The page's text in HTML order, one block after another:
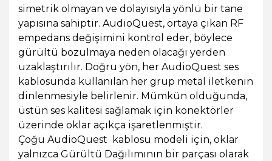
simetrik olmayan ve dolayısıyla yönlü bir tane
yapısına sahiptir. AudioQuest, ortaya çıkan RF
empedans değişimini kontrol eder, böylece
gürültü bozulmaya neden olacağı yerden
uzaklaştırılır. Doğru yön, her AudioQuest ses
kablosunda kullanılan her grup metal iletkenin
dinlenmesiyle belirlenir. Mümkün olduğunda,
üstün ses kalitesi sağlamak için konektörler
üzerinde oklar açıkça işaretlenmiştir.
Çoğu AudioQuest kablosu modeli için, oklar
yalnızca Gürültü Dağılımının bir parçası olarak